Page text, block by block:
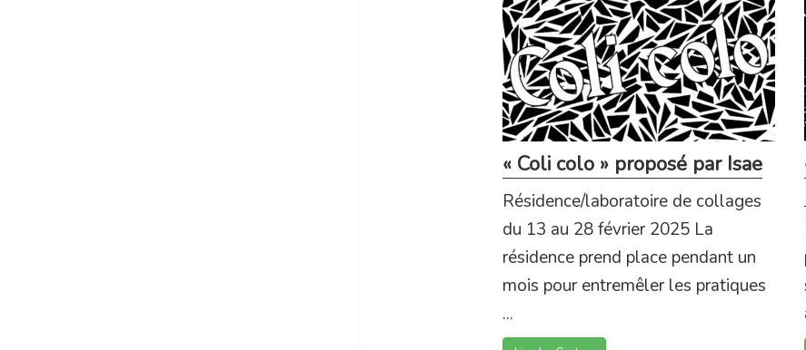
« Coli colo » proposé par Isae
Résidence/laboratoire de collages
du 13 au 28 février 2025 La
résidence prend place pendant un
mois pour entremêler les pratiques
...